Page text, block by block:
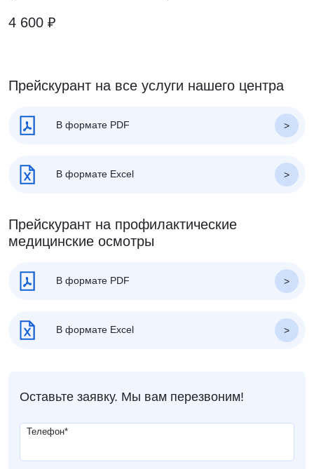
4 600 ₽
Прейскурант на все услуги нашего центра
В формате PDF
В формате Excel
Прейскурант на профилактические
медицинские осмотры
В формате PDF
В формате Excel
Оставьте заявку. Мы вам перезвоним!
Телефон*